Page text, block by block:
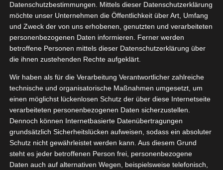
Hundemarken von Junolie
April 25, 2025 | Alltagshelfer,Dog,Lifestyle,
Produktvorstellungen
Datenschutzbestimmungen. Mittels dieser Datenschutzerklärung
möchte unser Unternehmen die Öffentlichkeit über Art, Umfang
und Zweck der von uns erhobenen, genutzten und verarbeiteten
personenbezogenen Daten informieren. Ferner werden
betroffene Personen mittels dieser Datenschutzerklärung über
die ihnen zustehenden Rechte aufgeklärt.
Wir haben als für die Verarbeitung Verantwortlicher zahlreiche
technische und organisatorische Maßnahmen umgesetzt, um
einen möglichst lückenlosen Schutz der über diese Internetseite
verarbeiteten personenbezogenen Daten sicherzustellen.
Dennoch können Internetbasierte Datenübertragungen
grundsätzlich Sicherheitslücken aufweisen, sodass ein absoluter
Schutz nicht gewährleistet werden kann. Aus diesem Grund
steht es jeder betroffenen Person frei, personenbezogene
Daten auch auf alternativen Wegen, beispielsweise telefonisch,